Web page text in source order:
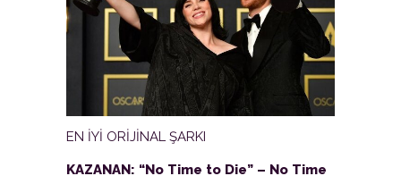
EN İYİ ORİJİNAL ŞARKI
KAZANAN: “No Time to Die” – No Time